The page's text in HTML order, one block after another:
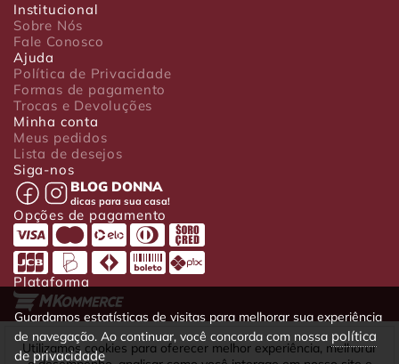
Institucional
Sobre Nós
Fale Conosco
Ajuda
Política de Privacidade
Formas de pagamento
Trocas e Devoluções
Minha conta
Meus pedidos
Lista de desejos
Siga-nos
BLOG DONNA
dicas para sua casa!
Opções de pagamento
Plataforma
Luxo Comércio de Presentes Ltda. Av. João Gualberto, 1758 - CEP
Utilizamos cookies para oferecer melhor experiência, melhorar
Guardamos estatísticas de visitas para melhorar sua experiência
de navegação. Ao continuar, você concorda com nossa política
de privacidade